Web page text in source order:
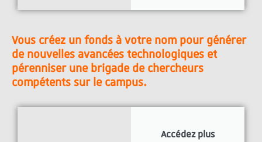
Vous créez un fonds à votre nom pour générer
de nouvelles avancées technologiques et
pérenniser une brigade de chercheurs
compétents sur le campus.
Accédez plus